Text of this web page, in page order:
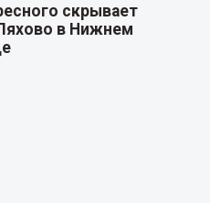
скрывает
в Нижнем